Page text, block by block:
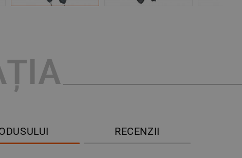
RECENZII